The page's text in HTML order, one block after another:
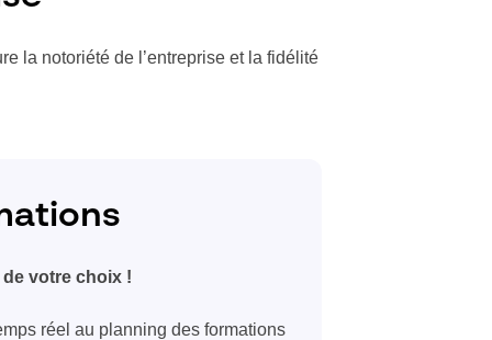
la notoriété de l’entreprise et la fidélité
votre choix !
réel au planning des formations